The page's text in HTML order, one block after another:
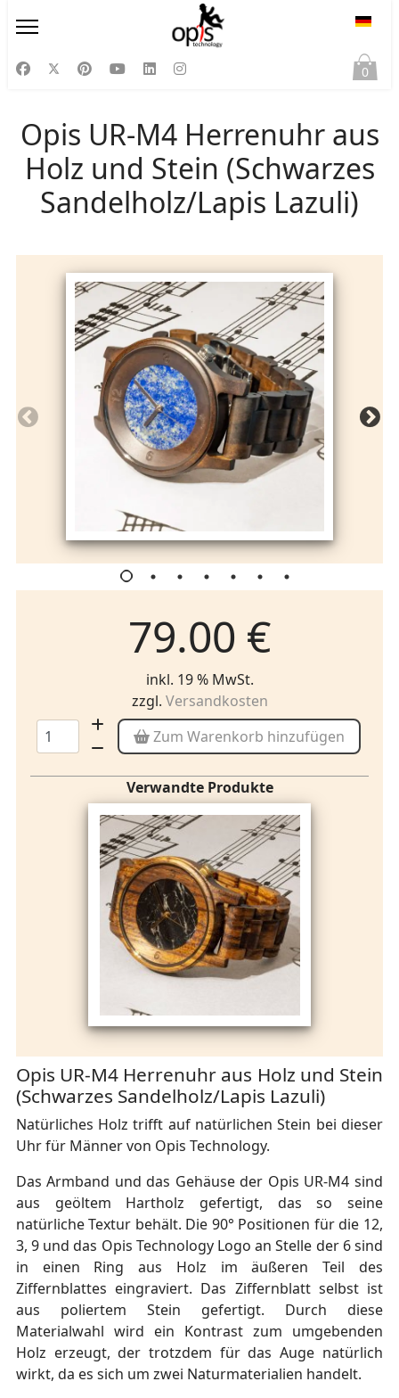
0
Opis UR-M4 Herrenuhr aus
Holz und Stein (Schwarzes
Sandelholz/Lapis Lazuli)
79.00 €
inkl. 19 % MwSt.
zzgl. Versandkosten
Zum Warenkorb hinzufügen
Verwandte Produkte
Opis UR-M4 Herrenuhr aus Holz und Stein
(Schwarzes Sandelholz/Lapis Lazuli)
Natürliches Holz trifft auf natürlichen Stein bei dieser
Uhr für Männer von Opis Technology.
Das Armband und das Gehäuse der Opis UR-M4 sind
aus geöltem Hartholz gefertigt, das so seine
natürliche Textur behält. Die 90° Positionen für die 12,
3, 9 und das Opis Technology Logo an Stelle der 6 sind
in einen Ring aus Holz im äußeren Teil des
Ziffernblattes eingraviert. Das Ziffernblatt selbst ist
aus poliertem Stein gefertigt. Durch diese
Materialwahl wird ein Kontrast zum umgebenden
Holz erzeugt, der trotzdem für das Auge natürlich
wirkt, da es sich um zwei Naturmaterialien handelt.